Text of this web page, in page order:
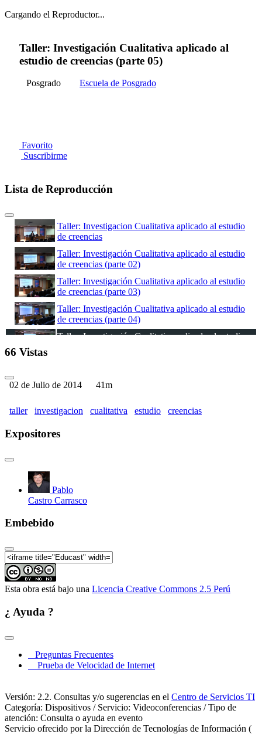
Cargando el Reproductor...
Taller: Investigación Cualitativa aplicado al
estudio de creencias (parte 05)
Posgrado Escuela de Posgrado
Favorito
Suscribirme
Lista de Reproducción
Taller: Investigacion Cualitativa aplicado al estudio
de creencias
Taller: Investigación Cualitativa aplicado al estudio
de creencias (parte 02)
Taller: Investigación Cualitativa aplicado al estudio
de creencias (parte 03)
Taller: Investigación Cualitativa aplicado al estudio
de creencias (parte 04)
Taller: Investigación Cualitativa aplicado al estudio
66 Vistas
02 de Julio de 2014 41m
taller investigacion cualitativa estudio creencias
Expositores
Pablo
Castro Carrasco
Embebido
Esta obra está bajo una Licencia Creative Commons 2.5 Perú
¿ Ayuda ?
Preguntas Frecuentes
Prueba de Velocidad de Internet
Versión: 2.2. Consultas y/o sugerencias en el Centro de Servicios TI
Categoría: Dispositivos / Servicio: Videoconferencias / Tipo de
atención: Consulta o ayuda en evento
Servicio ofrecido por la Dirección de Tecnologías de Información (